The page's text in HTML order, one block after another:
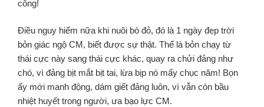
công!
Điều nguy hiểm nữa khi nuôi bò đỏ, đó là 1 ngày đẹp trời
bỏn giác ngộ CM, biết được sự thật. Thế là bỏn chạy từ
thái cực này sang thái cực khác, quay ra chửi đảng như
chó, vì đảng bịt mắt bịt tai, lừa bịp nó mấy chục năm! Bọn
ấy mới manh động, dám giết đảng luôn, vì vẫn còn bầu
nhiệt huyết trong người, ưa bạo lực CM.